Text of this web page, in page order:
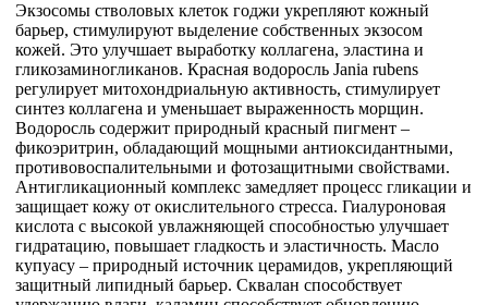
Экзосомы стволовых клеток годжи укрепляют кожный
барьер, стимулируют выделение собственных экзосом
кожей. Это улучшает выработку коллагена, эластина и
гликозаминогликанов. Красная водоросль Jania rubens
регулирует митохондриальную активность, стимулирует
синтез коллагена и уменьшает выраженность морщин.
Водоросль содержит природный красный пигмент –
фикоэритрин, обладающий мощными антиоксидантными,
противовоспалительными и фотозащитными свойствами.
Антигликационный комплекс замедляет процесс гликации и
защищает кожу от окислительного стресса. Гиалуроновая
кислота с высокой увлажняющей способностью улучшает
гидратацию, повышает гладкость и эластичность. Масло
купуасу – природный источник церамидов, укрепляющий
защитный липидный барьер. Сквалан способствует